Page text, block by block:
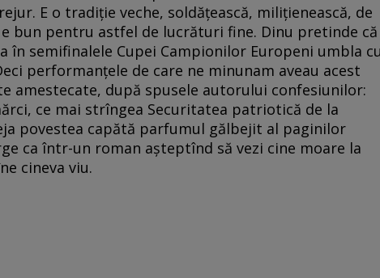
E o tradiţie veche, soldăţească, miliţienească, de
bun pentru astfel de lucrături fine. Dinu pretinde că
în semifinalele Cupei Campionilor Europeni umbla
performanţele de care ne minunam aveau acest
amestecate, după spusele autorului confesiunilor:
ce mai strîngea Securitatea patriotică de la
povestea capătă parfumul gălbejit al paginilor
ca într-un roman aşteptînd să vezi cine moare la
cineva viu.